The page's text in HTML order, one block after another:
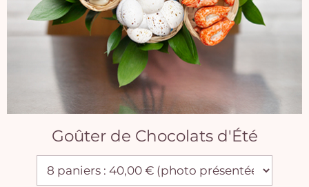
Goûter de Chocolats d'Été